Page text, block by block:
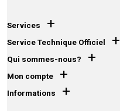
Services +
Service Technique Officiel +
Qui sommes-nous? +
Mon compte +
Informations +